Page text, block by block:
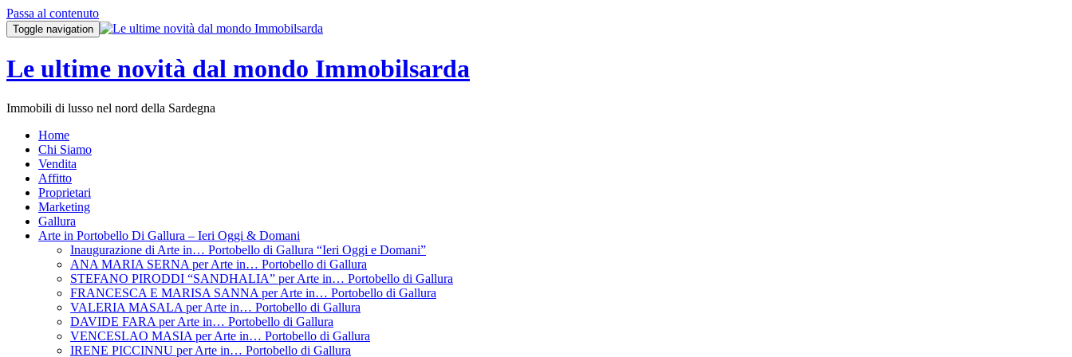
Passa al contenuto
Toggle navigation
Le ultime novità dal mondo Immobilsarda
Immobili di lusso nel nord della Sardegna
Home
Chi Siamo
Vendita
Affitto
Proprietari
Marketing
Gallura
Arte in Portobello Di Gallura – Ieri Oggi & Domani
Inaugurazione di Arte in… Portobello di Gallura “Ieri Oggi e Domani”
ANA MARIA SERNA per Arte in… Portobello di Gallura
STEFANO PIRODDI “SANDHALIA” per Arte in… Portobello di Gallura
FRANCESCA E MARISA SANNA per Arte in… Portobello di Gallura
VALERIA MASALA per Arte in… Portobello di Gallura
DAVIDE FARA per Arte in… Portobello di Gallura
VENCESLAO MASIA per Arte in… Portobello di Gallura
IRENE PICCINNU per Arte in… Portobello di Gallura